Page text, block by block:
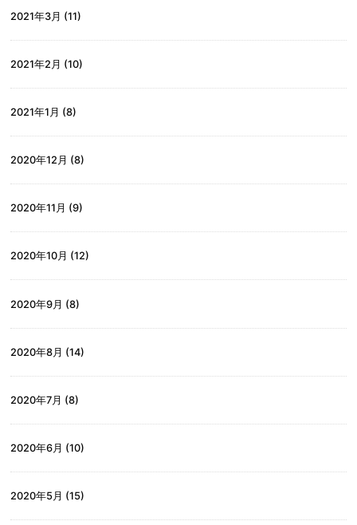
2021年3月 (11)
2021年2月 (10)
2021年1月 (8)
2020年12月 (8)
2020年11月 (9)
2020年10月 (12)
2020年9月 (8)
2020年8月 (14)
2020年7月 (8)
2020年6月 (10)
2020年5月 (15)